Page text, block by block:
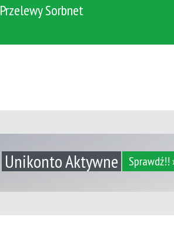
Przelewy Sorbnet
Unikonto Aktywne Sprawdź!!